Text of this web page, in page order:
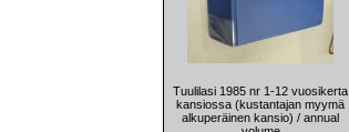
Tuulilasi 1985 nr 1-12 vuosikerta
kansiossa (kustantajan myymä
alkuperäinen kansio) / annual